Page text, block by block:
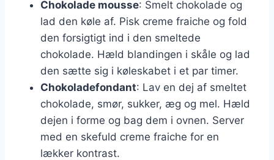
Chokolade mousse: Smelt chokolade og
lad den køle af. Pisk creme fraiche og fold
den forsigtigt ind i den smeltede
chokolade. Hæld blandingen i skåle og lad
den sætte sig i køleskabet i et par timer.
Chokoladefondant: Lav en dej af smeltet
chokolade, smør, sukker, æg og mel. Hæld
dejen i forme og bag dem i ovnen. Server
med en skefuld creme fraiche for en
lækker kontrast.